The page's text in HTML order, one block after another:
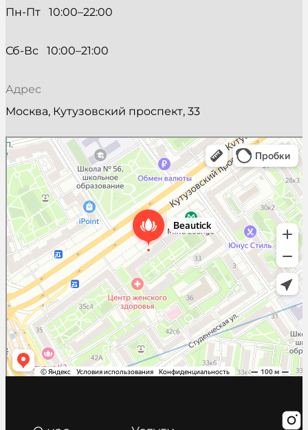
Пн-Пт   10:00–22:00
Сб-Вс   10:00–21:00
Адрес
Москва, Кутузовский проспект, 33
Beautick
Салон красоты в Москве
Косметология в Москве